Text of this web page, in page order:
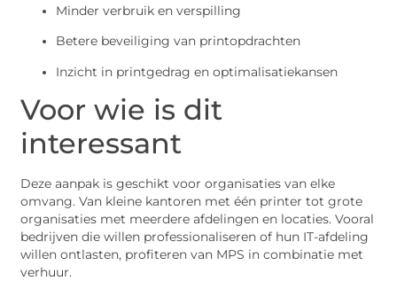
Minder verbruik en verspilling
Betere beveiliging van printopdrachten
Inzicht in printgedrag en optimalisatiekansen
Voor wie is dit
interessant
Deze aanpak is geschikt voor organisaties van elke
omvang. Van kleine kantoren met één printer tot grote
organisaties met meerdere afdelingen en locaties. Vooral
bedrijven die willen professionaliseren of hun IT-afdeling
willen ontlasten, profiteren van MPS in combinatie met
verhuur.